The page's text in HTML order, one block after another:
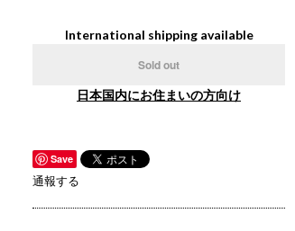
International shipping available
Sold out
日本国内にお住まいの方向け
Save
通報する